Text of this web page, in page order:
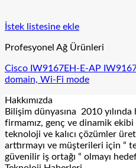
İstek listesine ekle
Profesyonel Ağ Ürünleri
Cisco IW9167EH-E-AP
domain, Wi-Fi mode
Hakkımızda
Bilişim dünyasına 2010
firmamız, genç ve dinamik ekibi
teknoloji ve kalıcı çözümler
arttırmayı ve müşterileri için “
güvenilir iş ortağı “ olmayı